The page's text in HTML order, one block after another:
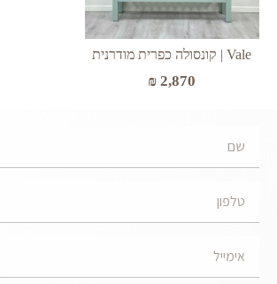
Vale | קונסולה כפרית מודרנית
₪ 2,870